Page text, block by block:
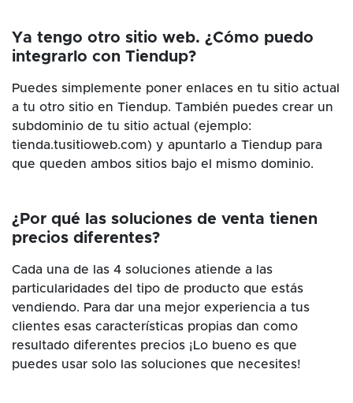
Ya tengo otro sitio web. ¿Cómo puedo
integrarlo con Tiendup?
Puedes simplemente poner enlaces en tu sitio actual
a tu otro sitio en Tiendup. También puedes crear un
subdominio de tu sitio actual (ejemplo:
tienda.tusitioweb.com) y apuntarlo a Tiendup para
que queden ambos sitios bajo el mismo dominio.
¿Por qué las soluciones de venta tienen
precios diferentes?
Cada una de las 4 soluciones atiende a las
particularidades del tipo de producto que estás
vendiendo. Para dar una mejor experiencia a tus
clientes esas características propias dan como
resultado diferentes precios ¡Lo bueno es que
puedes usar solo las soluciones que necesites!